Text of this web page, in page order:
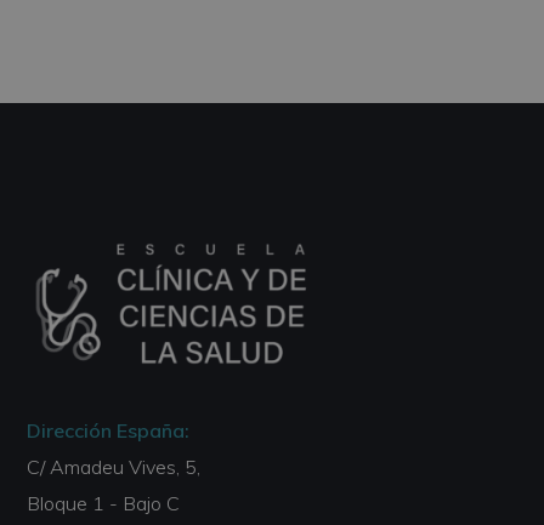
Dirección España:
C/ Amadeu Vives, 5,
Bloque 1 - Bajo C